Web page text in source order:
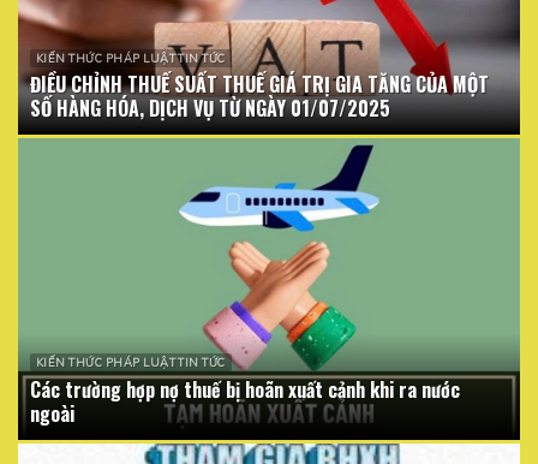
KIẾN THỨC PHÁP LUẬT TIN TỨC
ĐIỀU CHỈNH THUẾ SUẤT THUẾ GIÁ TRỊ GIA TĂNG CỦA MỘT
SỐ HÀNG HÓA, DỊCH VỤ TỪ NGÀY 01/07/2025
KIẾN THỨC PHÁP LUẬT TIN TỨC
Các trường hợp nợ thuế bị hoãn xuất cảnh khi ra nước
ngoài